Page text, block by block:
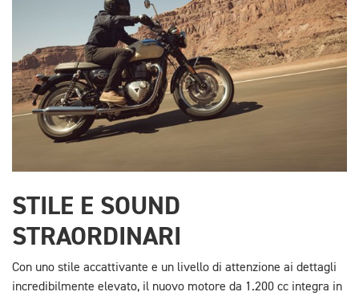
STILE E SOUND
STRAORDINARI
Con uno stile accattivante e un livello di attenzione ai dettagli
incredibilmente elevato, il nuovo motore da 1.200 cc integra in